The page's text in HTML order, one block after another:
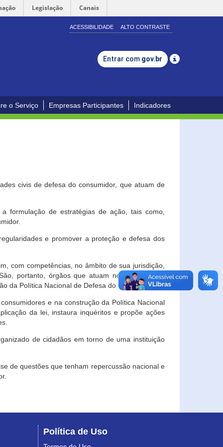
Legislação Canais
ACESSIBILIDADE ALTO CONTRASTE
Entrar com gov.br
o Serviço Empresas Participantes Indicadores
civis de defesa do consumidor, que atuam de
formulação de estratégias de ação, tais como,
e promover a proteção e defesa dos
com competências, no âmbito de sua jurisdição,
portanto, órgãos que atuam no âmbito local,
da Política Nacional de Defesa do Consumidor.
e na construção da Política Nacional
da lei, instaura inquéritos e propõe ações
de cidadãos em torno de uma instituição
de questões que tenham repercussão nacional e
Política de Uso